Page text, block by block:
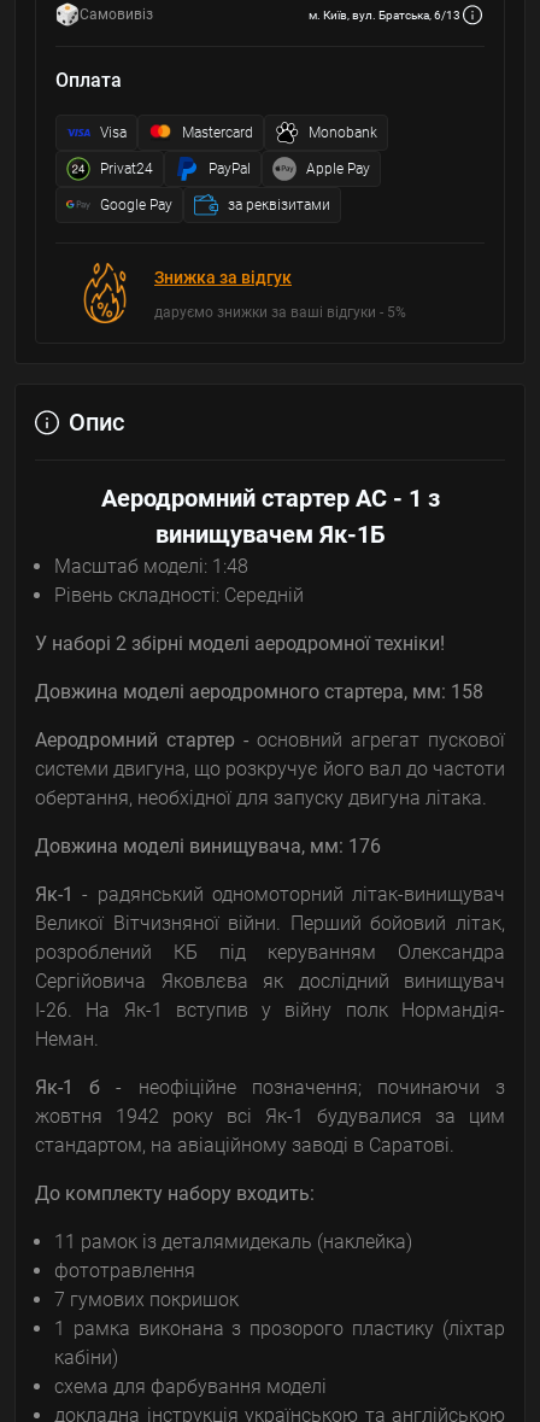
Самовивіз м. Київ, вул. Братська, 6/13
Оплата
Visa Mastercard Monobank
Privat24 PayPal Apple Pay
Google Pay за реквізитами
Знижка за відгук
даруємо знижки за ваші відгуки - 5%
Опис
Аеродромний стартер АС - 1 з
винищувачем Як-1Б
Масштаб моделі: 1:48
Рівень складності: Середній
У наборі 2 збірні моделі аеродромної техніки!
Довжина моделі аеродромного стартера, мм: 158
Аеродромний стартер - основний агрегат пускової
системи двигуна, що розкручує його вал до частоти
обертання, необхідної для запуску двигуна літака.
Довжина моделі винищувача, мм: 176
Як-1 - радянський одномоторний літак-винищувач
Великої Вітчизняної війни. Перший бойовий літак,
розроблений КБ під керуванням Олександра
Сергійовича Яковлєва як дослідний винищувач
І-26. На Як-1 вступив у війну полк Нормандія-
Неман.
Як-1 б- неофіційне позначення; починаючи з
жовтня 1942 року всі Як-1 будувалися за цим
стандартом, на авіаційному заводі в Саратові.
До комплекту набору входить:
11 рамок із деталямидекаль (наклейка)
фототравлення
7 гумових покришок
1 рамка виконана з прозорого пластику (ліхтар
кабіни)
схема для фарбування моделі
докладна інструкція українською та англійською